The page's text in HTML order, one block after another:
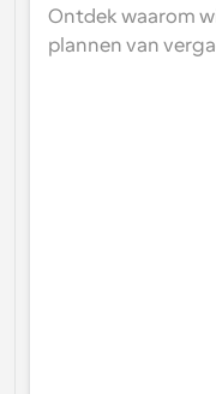
Ontdek waarom
plannen van